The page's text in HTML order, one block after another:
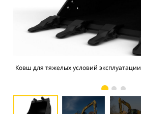
Ковш для тяжелых условий эксплуатации